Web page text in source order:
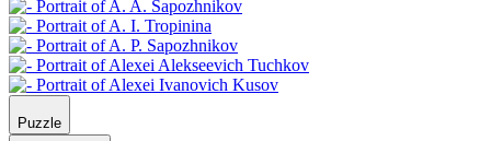
Puzzle